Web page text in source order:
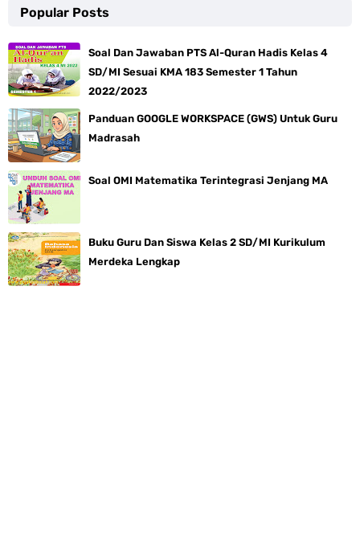
Popular Posts
Soal Dan Jawaban PTS Al-Quran Hadis Kelas 4
SD/MI Sesuai KMA 183 Semester 1 Tahun
2022/2023
Panduan GOOGLE WORKSPACE (GWS) Untuk Guru
Madrasah
Soal OMI Matematika Terintegrasi Jenjang MA
Buku Guru Dan Siswa Kelas 2 SD/MI Kurikulum
Merdeka Lengkap